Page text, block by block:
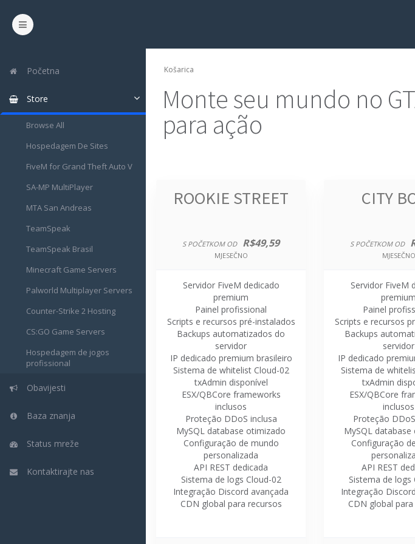
Početna
Store
Browse All
Hospedagem De Sites
FiveM for Grand Theft Auto V
SA-MP MultiPlayer
MTA San Andreas
TeamSpeak
TeamSpeak Brasil
Minecraft Game Servers
Palworld Multiplayer Servers
Counter-Strike 2 Hosting
CS:GO Game Servers
Hospedagem de jogos
profissional
Obavijesti
Baza znanja
Status mreže
Kontaktirajte nas
Košarica
Monte seu mundo no
para ação
ROOKIE STREET
S POČETKOM OD R$49,59
MJESEČNO
Servidor FiveM dedicado
premium
Painel profissional
Scripts e recursos pré-instalados
Backups automatizados do
servidor
IP dedicado premium brasileiro
Sistema de whitelist Cloud-02
txAdmin disponível
ESX/QBCore frameworks
inclusos
Proteção DDoS inclusa
MySQL database otimizado
Configuração de mundo
personalizada
API REST dedicada
Sistema de logs Cloud-02
Integração Discord avançada
CDN global para recursos
CITY
S POČETKOM OD
MJESEČNO
Servidor FiveM
premium
Painel
Scripts e recursos
Backups
servidor
IP dedicado
Sistema de
txAdmin
ESX/QBCore
inclusos
Proteção
MySQL
Configuração
API REST
Sistema de logs
Integração
CDN global